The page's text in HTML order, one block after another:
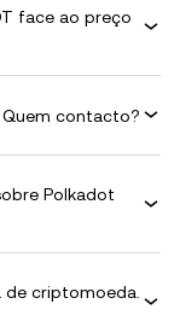
face ao preço
contacto?
Polkadot
criptomoeda.